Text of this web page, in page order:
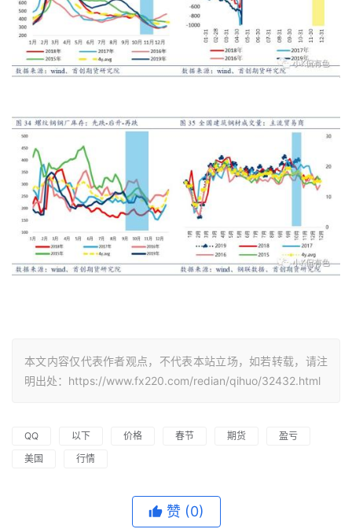
本文内容仅代表作者观点，不代表本站立场，如若转载，请注
明出处：https://www.fx220.com/redian/qihuo/32432.html
QQ 以下 价格 春节 期货
盈亏
美国
行情
赞 (0)